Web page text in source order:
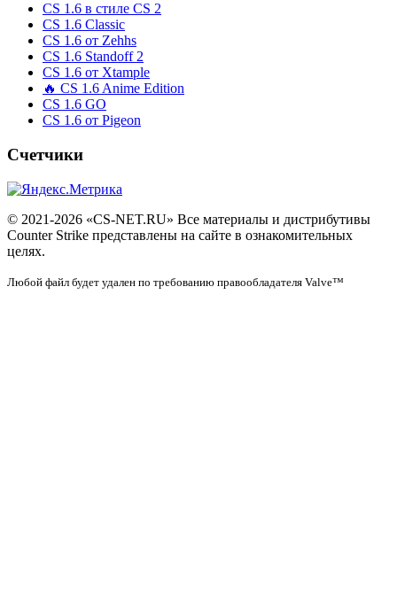
CS 1.6 в стиле CS 2
CS 1.6 Classic
CS 1.6 от Zehhs
CS 1.6 Standoff 2
CS 1.6 от Xtample
🔥 CS 1.6 Anime Edition
CS 1.6 GO
CS 1.6 от Pigeon
Счетчики
© 2021-2026 «CS-NET.RU» Все материалы и дистрибутивы
Counter Strike представлены на сайте в ознакомительных
целях.
Любой файл будет удален по требованию правообладателя Valve™